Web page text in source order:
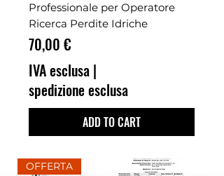
Professionale per Operatore
Ricerca Perdite Idriche
Prezzo
70,00 €
IVA esclusa |
spedizione esclusa
ADD TO CART
OFFERTA